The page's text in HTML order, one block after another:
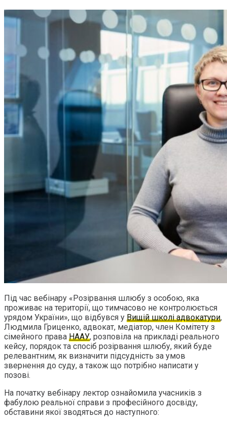
Під час вебінару «Розірвання шлюбу з особою, яка
проживає на території, що тимчасово не контролюється
урядом України», що відбувся у Вищій школі адвокатури,
Людмила Гриценко, адвокат, медіатор, член Комітету з
сімейного права НААУ, розповіла на прикладі реального
кейсу, порядок та спосіб розірвання шлюбу, який буде
релевантним, як визначити підсудність за умов
звернення до суду, а також що потрібно написати у
позові.
На початку вебінару лектор ознайомила учасників з
фабулою реальної справи з професійного досвіду,
обставини якої зводяться до наступного: